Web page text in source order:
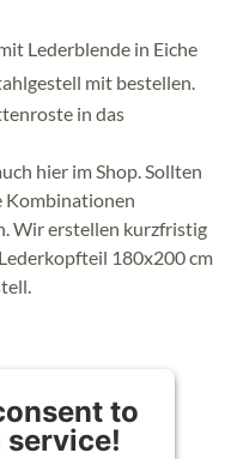
Lederblende in Eiche
mit bestellen.
in das
hier im Shop. Sollten
Kombinationen
Wir erstellen kurzfristig
180x200 cm
to
service!